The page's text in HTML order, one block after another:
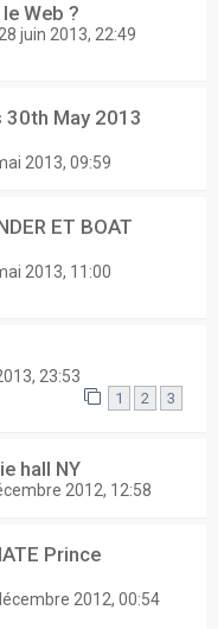
Web ?
28 juin 2013, 22:49
30th May 2013
2013, 09:59
ET BOAT
2013, 11:00
23:53
1 2 3
hall NY
2012, 12:58
Prince
2012, 00:54